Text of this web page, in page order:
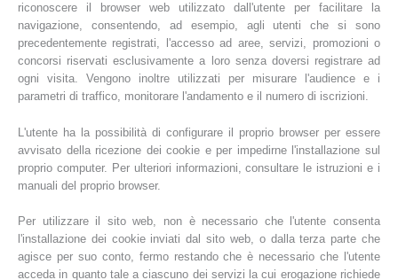
riconoscere il browser web utilizzato dall'utente per facilitare la
navigazione, consentendo, ad esempio, agli utenti che si sono
precedentemente registrati, l'accesso ad aree, servizi, promozioni o
concorsi riservati esclusivamente a loro senza doversi registrare ad
ogni visita. Vengono inoltre utilizzati per misurare l'audience e i
parametri di traffico, monitorare l'andamento e il numero di iscrizioni.
L'utente ha la possibilità di configurare il proprio browser per essere
avvisato della ricezione dei cookie e per impedirne l'installazione sul
proprio computer. Per ulteriori informazioni, consultare le istruzioni e i
manuali del proprio browser.
Per utilizzare il sito web, non è necessario che l'utente consenta
l'installazione dei cookie inviati dal sito web, o dalla terza parte che
agisce per suo conto, fermo restando che è necessario che l'utente
acceda in quanto tale a ciascuno dei servizi la cui erogazione richiede